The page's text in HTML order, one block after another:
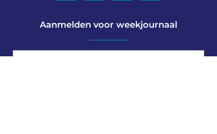
Aanmelden voor weekjournaal